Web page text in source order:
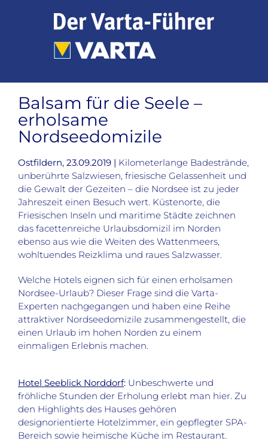
Balsam für die Seele –
erholsame
Nordseedomizile
Ostfildern, 23.09.2019 | Kilometerlange Badestrände,
unberührte Salzwiesen, friesische Gelassenheit und
die Gewalt der Gezeiten – die Nordsee ist zu jeder
Jahreszeit einen Besuch wert. Küstenorte, die
Friesischen Inseln und maritime Städte zeichnen
das facettenreiche Urlaubsdomizil im Norden
ebenso aus wie die Weiten des Wattenmeers,
wohltuendes Reizklima und raues Salzwasser.
Welche Hotels eignen sich für einen erholsamen
Nordsee-Urlaub? Dieser Frage sind die Varta-
Experten nachgegangen und haben eine Reihe
attraktiver Nordseedomizile zusammengestellt, die
einen Urlaub im hohen Norden zu einem
einmaligen Erlebnis machen.
Hotel Seeblick Norddorf: Unbeschwerte und
fröhliche Stunden der Erholung erlebt man hier. Zu
den Highlights des Hauses gehören
designorientierte Hotelzimmer, ein gepflegter SPA-
Bereich sowie heimische Küche im Restaurant.